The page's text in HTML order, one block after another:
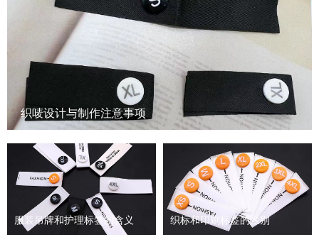
织唛设计与制作注意事项
服装吊牌和护理标签的含义 织标和印刷标签的区别